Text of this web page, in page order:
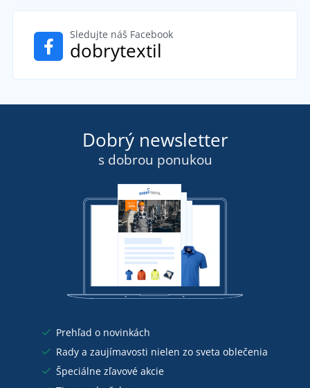
Sledujte náš Facebook
dobrytextil
Dobrý newsletter
s dobrou ponukou
Prehľad o novinkách
Rady a zaujímavosti nielen zo sveta oblečenia
Špeciálne zľavové akcie